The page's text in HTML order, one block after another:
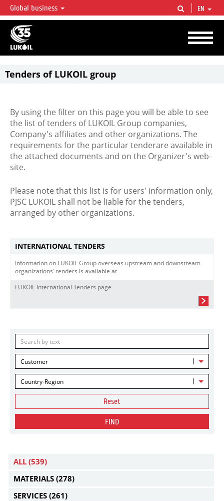
LUKOIL OVERVIEW
LUKOIL is one of the largest oil & gas vertical integrated companies in the world
accounting for over 2% of crude production and circa 1% of proved hydrocarbon
reserves globally.
Global business EN
Tenders of LUKOIL group
By using the filter on this page you will be able to see
the list of tenders of LUKOIL Group companies,
Company's affiliates and other organizations. The
requirements for the particular tenderare available in
the attached documents and on the Organizer's web-
site.
Please note that this list is for users' information only,
PJSC LUKOIL shall not be liable for the tenders,
arranged by other organizations.
INTERNATIONAL TENDERS
Information on LUKOIL Group overseas upstream and downstream
organizations' tenders is available at
LUKOIL International Tenders page
Customer
Country-Region
Reset
FIND
ALL (539)
MATERIALS (278)
SERVICES (261)